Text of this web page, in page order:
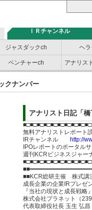
ＩＲチャンネル
ジャスダックch ヘ
ベンチャーch アナリス
ックナンバー
アナリスト日記「
無料アナリストレポー
IRチャンネル http://
IPOレポートのポータル
週刊KCRビジネスジ
■■KCR総研主催 株式
成長企業の企業IRプレゼ
『当社の現状と成長戦略』
株式会社プラネット（
代表取締役社長 玉生 弘昌